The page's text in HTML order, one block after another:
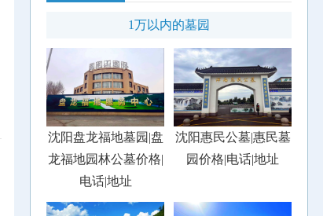
1万以内的墓园
沈阳盘龙福地墓园|盘
龙福地园林公墓价格|
电话|地址
沈阳惠民公墓|惠民墓
园价格|电话|地址